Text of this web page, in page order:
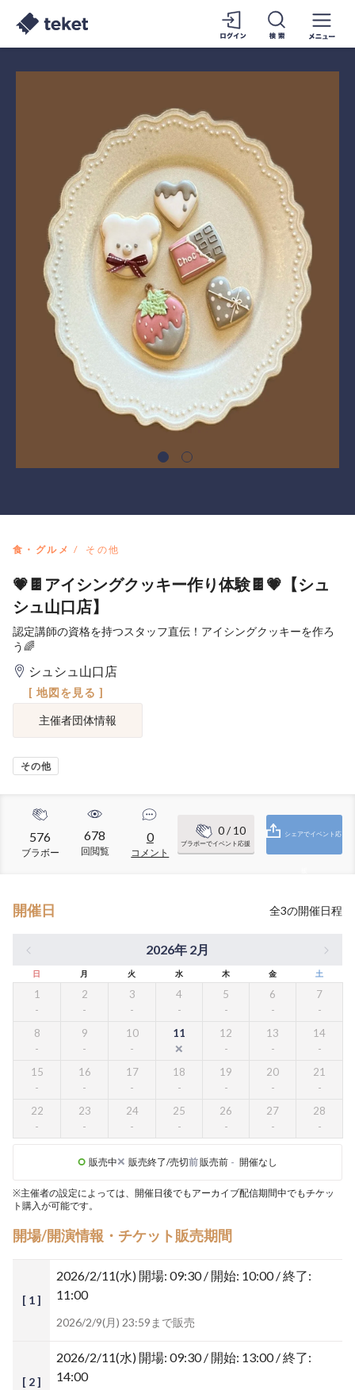
食・グルメ その他
💗🍫アイシングクッキー作り体験🍫💗【シュ
シュ山口店】
認定講師の資格を持つスタッフ直伝！アイシングクッキーを作ろ
う🌈
シュシュ山口店
[ 地図を見る ]
主催者団体情報
その他
576
ブラボー
678
回閲覧
0
コメント
0/ 10
ブラボーでイベント応援
シェアでイベント応
開催日 全3の開催日程
2026年 2月
日 月 火 水 木 金 土
1 2 3 4 5 6 7
8 9 10 11 12 13 14
15 16 17 18 19 20 21
22 23 24 25 26 27 28
販売中 販売終了/売切前販売前 - 開催なし
※主催者の設定によっては、開催日後でもアーカイブ配信期間中でもチケッ
ト購入が可能です。
開場/開演情報・チケット販売期間
[ 1 ]
2026/2/11(水) 開場: 09:30 / 開始: 10:00 / 終了:
11:00
2026/2/9(月) 23:59まで販売
[ 2 ]
2026/2/11(水) 開場: 09:30 / 開始: 13:00 / 終了:
14:00